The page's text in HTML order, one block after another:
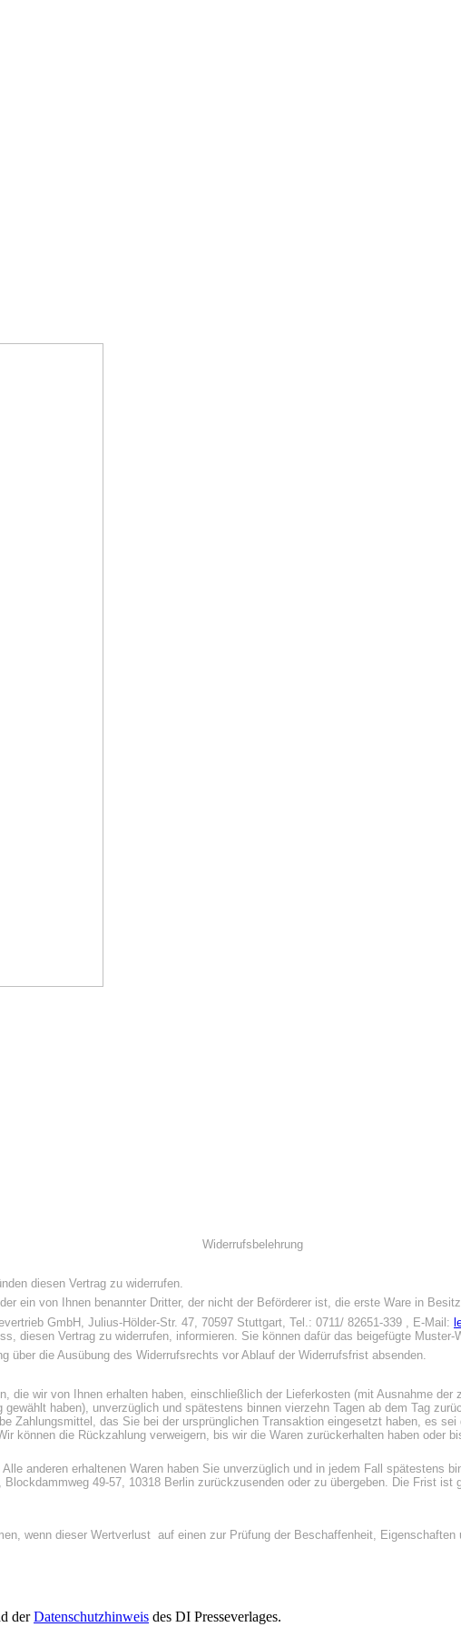
Widerrufsbelehrung
diesen Vertrag zu widerrufen.
ein von Ihnen benannter Dritter, der nicht der Beförderer ist, die erste Ware in
GmbH, Julius-Hölder-Str. 47, 70597 Stuttgart, Tel.: 0711/ 82651-339 , E-Mail:
diesen Vertrag zu widerrufen, informieren. Sie können dafür das beigefügte
die Ausübung des Widerrufsrechts vor Ablauf der Widerrufsfrist absenden.
die wir von Ihnen erhalten haben, einschließlich der Lieferkosten (mit Ausnahme
haben), unverzüglich und spätestens binnen vierzehn Tagen ab dem Tag
Zahlungsmittel, das Sie bei der ursprünglichen Transaktion eingesetzt haben, es
können die Rückzahlung verweigern, bis wir die Waren zurückerhalten haben oder
anderen erhaltenen Waren haben Sie unverzüglich und in jedem Fall spätestens
49-57, 10318 Berlin zurückzusenden oder zu übergeben. Die Frist
wenn dieser Wertverlust auf einen zur Prüfung der Beschaffenheit,
derDatenschutzhinweis des DI Presseverlages.